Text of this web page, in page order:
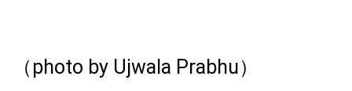
（photo by Ujwala Prabhu）